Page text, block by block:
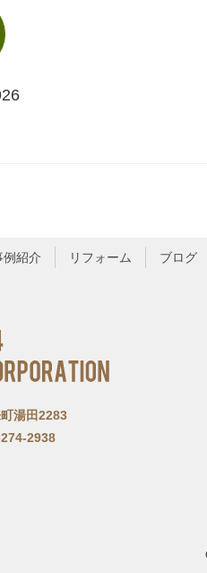
例紹介 リフォーム ブログ
湯田2283
2938